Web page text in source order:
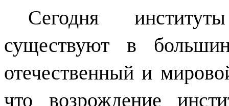
Сегодня
существуют в
отечественный и
что возрождение